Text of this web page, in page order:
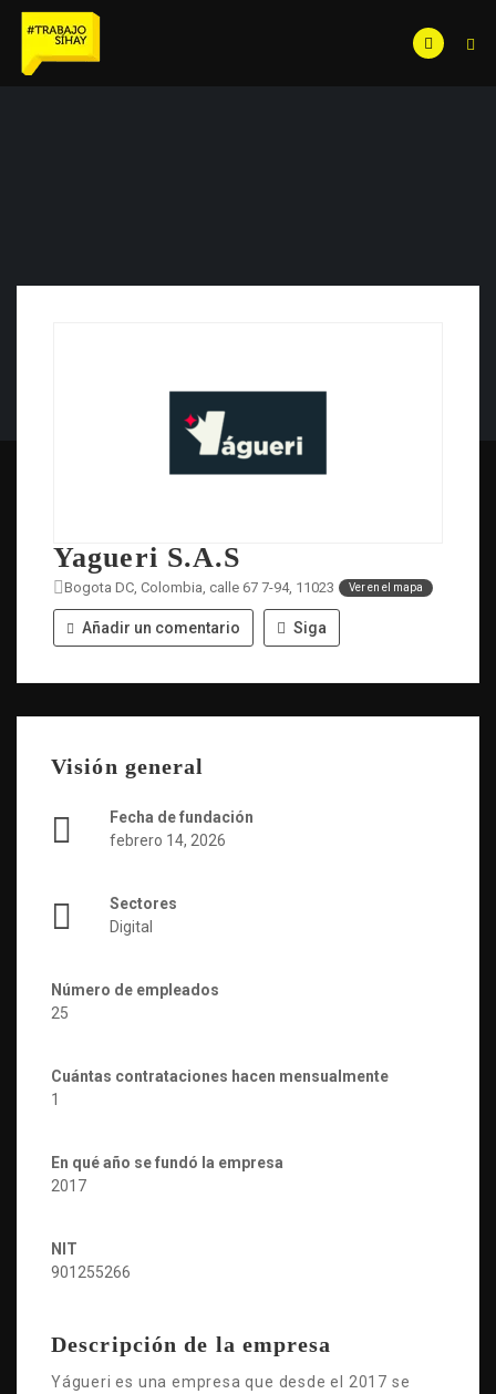
Yagueri S.A.S
Bogota DC, Colombia, calle 67 7-94, 11023 Ver en el mapa
Añadir un comentario Siga
Visión general
Fecha de fundación
febrero 14, 2026
Sectores
Digital
Número de empleados
25
Cuántas contrataciones hacen mensualmente
1
En qué año se fundó la empresa
2017
NIT
901255266
Descripción de la empresa
Yágueri es una empresa que desde el 2017 se